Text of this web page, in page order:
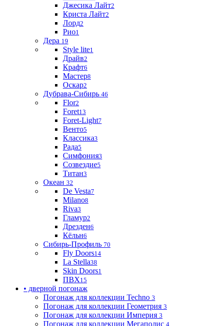
Джесика Лайт2
Криста Лайт2
Лорд2
Рио1
Дера 19
Style lite1
Драйв2
Крафт6
Мастер8
Оскар2
Дубрава-Сибирь 46
Flor2
Foret13
Foret-Light7
Венто5
Классика3
Рада5
Симфония3
Созвездие5
Титан3
Океан 32
De Vesta7
Milano8
Riva3
Гламур2
Дрезден6
Кёльн6
Сибирь-Профиль 70
Fly Doors14
La Stella38
Skin Doors1
ПВХ15
• дверной погонаж
Погонаж для коллекции Techno 3
Погонаж для коллекции Геометрия 3
Погонаж для коллекции Империя 3
Погонаж для коллекции Мегаполис 4